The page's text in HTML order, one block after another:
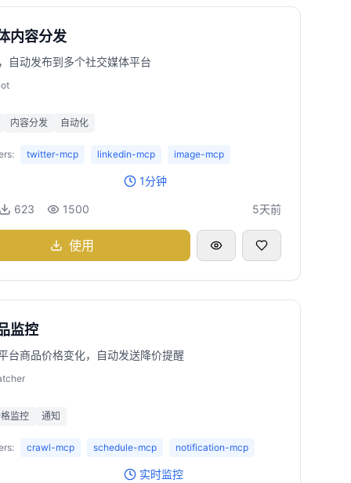
内容分发
自动发布到多个社交媒体平台
内容分发 自动化
twitter-mcp linkedin-mcp image-mcp
1分钟
623 1500 5天前
使用
监控
台商品价格变化，自动发送降价提醒
监控 通知
crawl-mcp schedule-mcp notification-mcp
实时监控